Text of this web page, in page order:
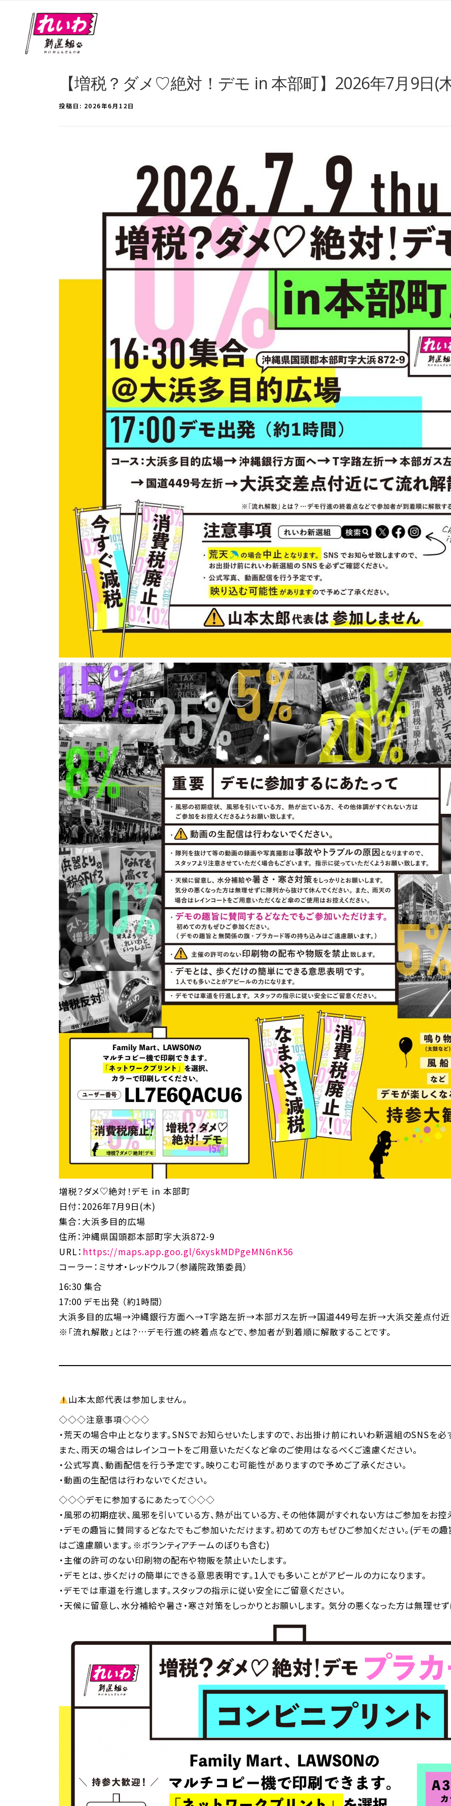
【増税？ダメ♡絶対！デモ in 本部町】2026年7月9日(
投稿日: 2026年6月12日
増税？ダメ♡絶対！デモ in 本部町
日付：2026年7月9日(木)
集合：大浜多目的広場
住所：沖縄県国頭郡本部町字大浜872-9
URL： https://maps.app.goo.gl/6xyskMDPgeMN6nK56
コーラー：ミサオ・レッドウルフ（参議院政策委員）
16:30 集合
17:00 デモ出発 （約1時間）
大浜多目的広場→沖縄銀行方面へ→T字路左折→本部ガス左折→国道449号左折→大浜交差点付
※「流れ解散」とは？…デモ行進の終着点などで、参加者が到着順に解散することです。
山本太郎代表は参加しません。
◇◇◇注意事項◇◇◇
・荒天の場合中止となります。SNSでお知らせいたしますので、お出掛け前にれいわ新選組のSNSを必
また、雨天の場合はレインコートをご用意いただくなど傘のご使用はなるべくご遠慮ください。
・公式写真、動画配信を行う予定です。映りこむ可能性がありますので予めご了承ください。
・動画の生配信は行わないでください。
◇◇◇デモに参加するにあたって◇◇◇
・風邪の初期症状、風邪を引いている方、熱が出ている方、その他体調がすぐれない方はご参加をお控
・デモの趣旨に賛同するどなたでもご参加いただけます。初めての方もぜひご参加ください。(デモの
はご遠慮願います。※ボランティアチームのぼりも含む)
・主催の許可のない印刷物の配布や物販を禁止いたします。
・デモとは、歩くだけの簡単にできる意思表明です。1人でも多いことがアピールの力になります。
・デモでは車道を行進します。スタッフの指示に従い安全にご留意ください。
・天候に留意し、水分補給や暑さ・寒さ対策をしっかりとお願いします。 気分の悪くなった方は無理せ